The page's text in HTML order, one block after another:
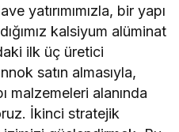
yatırımımızla, bir yapı
kalsiyum alüminat
ilk üç üretici
satın almasıyla,
malzemeleri alanında
İkinci stratejik